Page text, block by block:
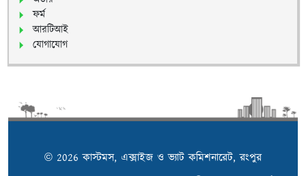
ফর্ম
আরটিআই
যোগাযোগ
© 2026 কাস্টমস, এক্সাইজ ও ভ্যাট কমিশনারেট, রংপুর